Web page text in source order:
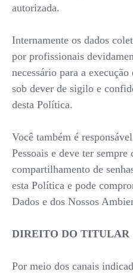
autorizada.
Internamente os dados
por profissionais
necessário para a
sob dever de sigilo e
desta Política.
Você também é
Pessoais e deve ter sempre
compartilhamento de
esta Política e pode
Dados e dos Nossos
DIREITO DO TITULAR
Por meio dos canais